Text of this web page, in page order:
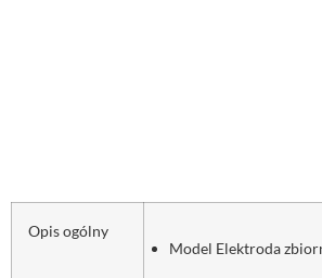
Opis ogólny
Model Elektroda